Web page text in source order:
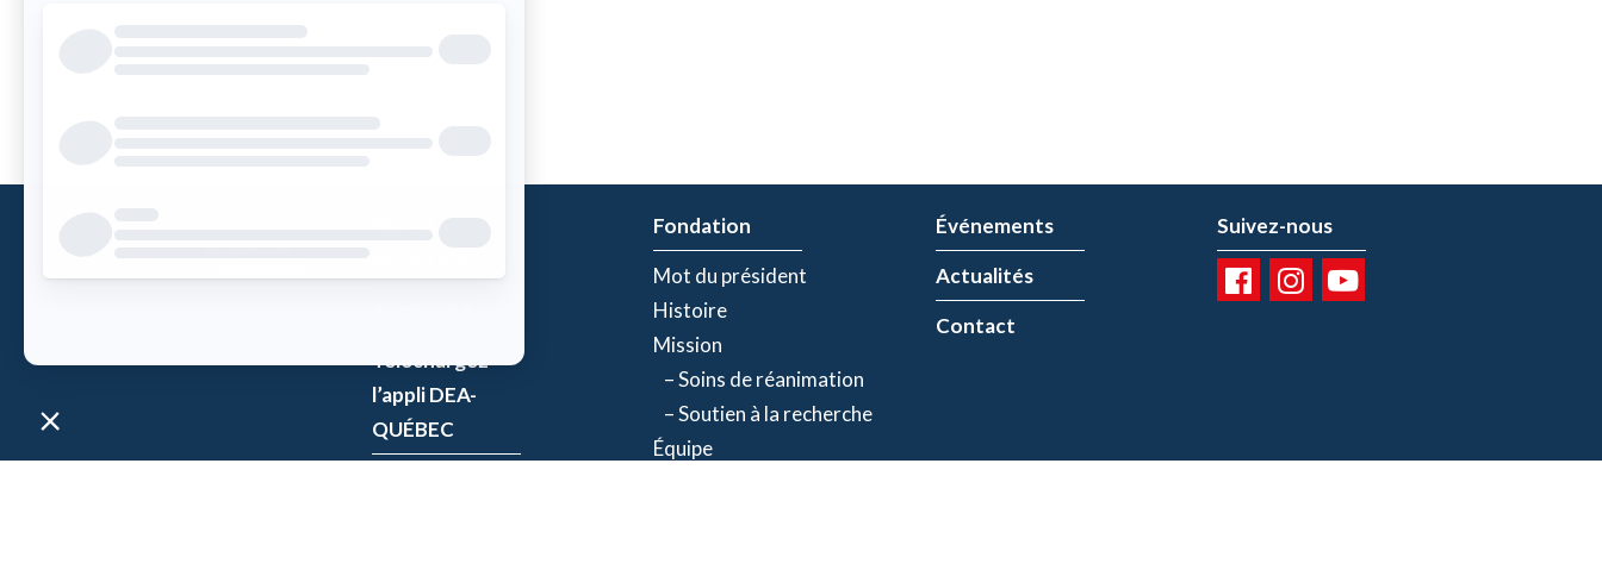
Téléchargez
l’appli DEA-
QUÉBEC
Fondation
Mot du président
Histoire
Mission
– Soins de réanimation
– Soutien à la recherche
Équipe
Événements
Actualités
Contact
Suivez-nous